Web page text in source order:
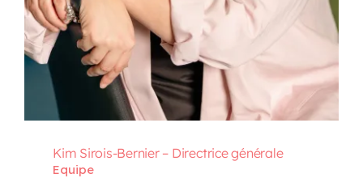
Kim Sirois-Bernier – Directrice générale
Equipe